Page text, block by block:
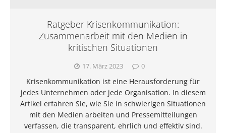
Ratgeber Krisenkommunikation:
Zusammenarbeit mit den Medien in
kritischen Situationen
17. März 2023 0
Krisenkommunikation ist eine Herausforderung für
jedes Unternehmen oder jede Organisation. In diesem
Artikel erfahren Sie, wie Sie in schwierigen Situationen
mit den Medien arbeiten und Pressemitteilungen
verfassen, die transparent, ehrlich und effektiv sind.